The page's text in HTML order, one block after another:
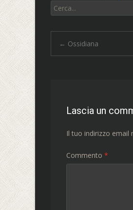
Cerca:
← Ossidiana
Lascia un
Il tuo indirizzo email
Commento *